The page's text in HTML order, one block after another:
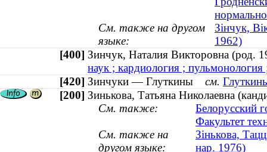
См. также на другом
языке:
Зінчук,
1962)
[400] Зинчук, Наталия Викторовна
наук ; кардиология ;
[420] Зинчуки — Глуткины см.
[200] Зинькова, Татьяна Николаевна
См. также:
Белорусский
Факультет
См. также на
другом языке:
Зінькова,
нар. 1976)